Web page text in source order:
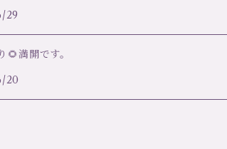
29
🌻満開です。
20